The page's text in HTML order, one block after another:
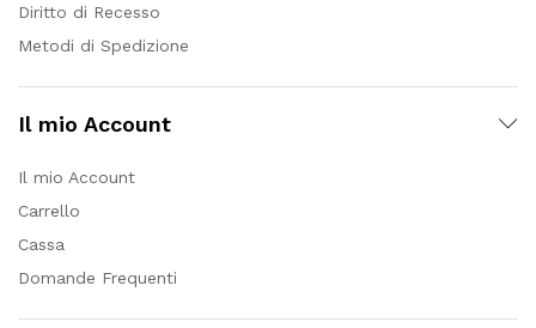
Diritto di Recesso
Metodi di Spedizione
Il mio Account
Il mio Account
Carrello
Cassa
Domande Frequenti